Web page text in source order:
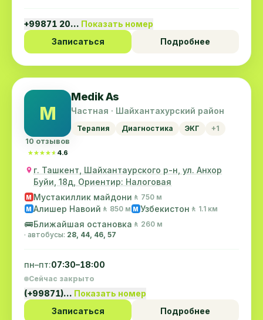
+99871 20… Показать номер
Записаться
Подробнее
M
10 отзывов
★★★★★
★★★★★ 4.6
Medik As
Частная · Шайхантахурский район
Терапия Диагностика ЭКГ +1
г. Ташкент, Шайхантаурского р-н, ул. Анхор
Буйи, 18д, Ориентир: Налоговая
M Мустакиллик майдони 🚶 750 м
M Алишер Навоий 🚶 850 м M Узбекистон 🚶 1.1 км
🚌Ближайшая остановка 🚶 260 м
· автобусы: 28, 44, 46, 57
пн–пт:07:30–18:00
Сейчас закрыто
(+99871)… Показать номер
Записаться
Подробнее